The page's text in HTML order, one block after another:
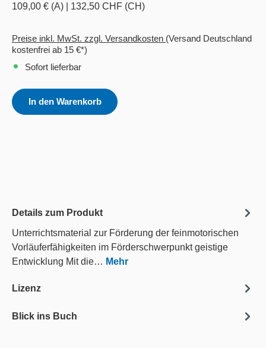
109,00 € (A) 132,50 CHF (CH)
Preise inkl. MwSt. zzgl. Versandkosten (Versand Deutschland
kostenfrei ab 15 €*)
Sofort lieferbar
In den Warenkorb
Details zum Produkt
Unterrichtsmaterial zur Förderung der feinmotorischen
Vorläuferfähigkeiten im Förderschwerpunkt geistige
Entwicklung Mit die… Mehr
Lizenz
Blick ins Buch